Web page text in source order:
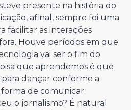
presente na história do
afinal, sempre foi uma
facilitar as interações
Houve períodos em que
vai ser o fim do
que aprendemos é que
dançar conforme a
de comunicar.
o jornalismo? É natural